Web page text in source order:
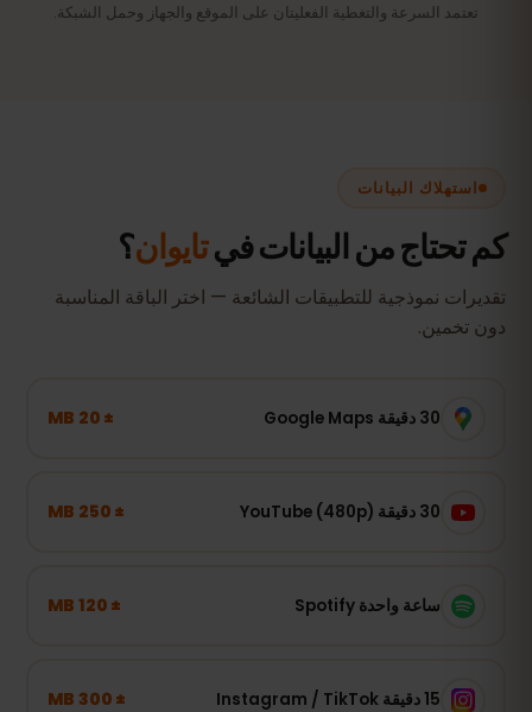
تعتمد السرعة والتغطية الفعليتان على الموقع والجهاز وحمل الشبكة.
استهلاك البيانات
كم تحتاج من البيانات فيتايوان؟
تقديرات نموذجية للتطبيقات الشائعة — اختر الباقة المناسبة
دون تخمين.
30 دقيقة Google Maps ± 20 MB
30 دقيقة YouTube (480p) ± 250 MB
ساعة واحدة Spotify ± 120 MB
15 دقيقة Instagram / TikTok ± 300 MB